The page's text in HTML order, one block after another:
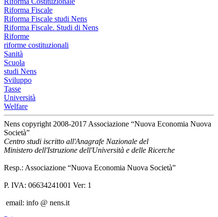
Riforma Fiscale
Riforma Fiscale studi Nens
Riforma Fiscale. Studi di Nens
Riforme
riforme costituzionali
Sanità
Scuola
studi Nens
Sviluppo
Tasse
Università
Welfare
Nens copyright 2008-2017 Associazione “Nuova Economia Nuova
Società”
Centro studi iscritto all'Anagrafe Nazionale del
Ministero dell'Istruzione dell'Università e delle Ricerche
Resp.: Associazione “Nuova Economia Nuova Società”
P. IVA: 06634241001 Ver: 1
email: info @ nens.it